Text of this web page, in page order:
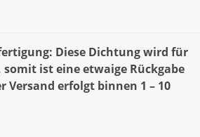
Diese Dichtung wird für
ist eine etwaige Rückgabe
Versand erfolgt binnen 1 – 10